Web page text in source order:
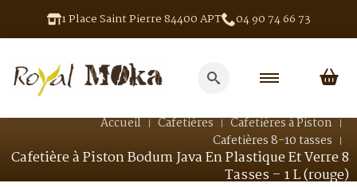
1 Place Saint Pierre 84400 APT 04 90 74 66 73
for:
Accueil Cafetières
Cafetières à Piston
Cafetières 8-10 tasses
Cafetière à Piston Bodum Java En Plastique Et Verre 8
Tasses – 1 L (rouge)